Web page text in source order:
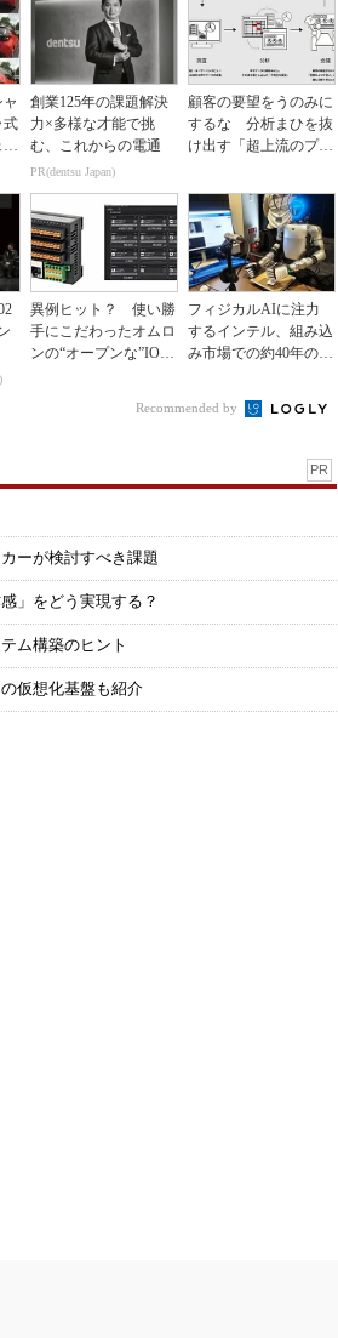
式
創業125年の課題解決
力×多様な才能で挑
む、これからの電通
PR(dentsu Japan)
顧客の要望をうのみに
するな 分析まひを抜
け出す「超上流のプロ
異例ヒット？ 使い勝
手にこだわったオムロ
ンの“オープンな”IO-L
フィジカルAIに注力
するインテル、組み込
み市場での約40年の実
Recommended by
PR
ーが検討すべき課題
」をどう実現する？
ム構築のヒント
仮想化基盤も紹介